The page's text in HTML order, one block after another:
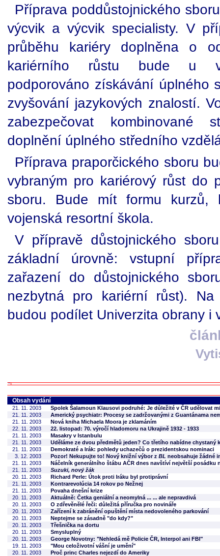
Příprava poddůstojnického
výcvik a výcvik specialisty. V
průběhu kariéry doplněna o
kariérního růstu bude u
podporováno získávání úplného
zvyšování jazykových znalostí.
zabezpečovat kombinované
doplnění úplného středního
Příprava praporčického sboru
vybraným pro kariérový růst do
sboru. Bude mít formu kurzů,
vojenská resortní škola.
V přípravě důstojnického
základní úrovně: vstupní
zařazení do důstojnického
nezbytná pro kariérní růst).
budou podílet Univerzita obrany i
Obsah vydání
21. 11. 2003
Spolek Šalamoun Klausovi podruhé: Je důležité v ČR udělovat
21. 11. 2003
Americký psychiatr: Procesy se zadržovanými z Guantánama
21. 11. 2003
Nová kniha Michaela Moora je zklamáním
22. 11. 2003
22. listopad: 70. výročí hladomoru na Ukrajině 1932 - 1933
21. 11. 2003
Masakry v Istanbulu
21. 11. 2003
Uděláme ze dvou předmětů jeden? Co třetího nabídne chystaný
21. 11. 2003
Demokraté a Irák: pohledy uchazečů o prezidentskou nominaci
3. 12. 2003
Pozor! Nekupujte to! Nový knižní výbor z BL neobsahuje žádné
21. 11. 2003
Náčelník generálního štábu AČR dnes navštíví největší posádku
21. 11. 2003
Suzuki, nový žák
20. 11. 2003
Richard Perle: Útok proti Iráku byl protiprávní
21. 11. 2003
Kontrarevolúcia 14 rokov po Nežnej
21. 11. 2003
Povaha dnešní krize
20. 11. 2003
Aktuálně: Četka geniální a neomylná ... ... ale nepravdivá
20. 11. 2003
O zdřevěnělé řeči: důležitá příručka pro novináře
20. 11. 2003
Zařízení k zabránění opuštění místa nedovoleného parkování
20. 11. 2003
Neptejme se zásadně "do kdy?"
20. 11. 2003
Třešnička na dortu
20. 11. 2003
Smysluplný
20. 11. 2003
George Novotny: "Nehledá mě Policie ČR, Interpol ani FBI"
19. 11. 2003
"Mou celoživotní vášní je umění"
20. 11. 2003
Proč princ Charles nejezdí do Ameriky